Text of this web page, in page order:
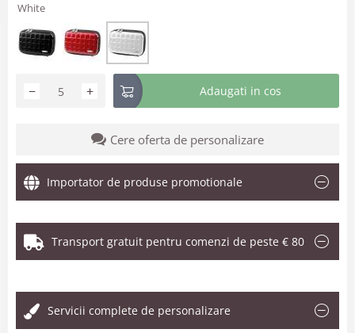
White
+
− Adaugati in cos
Cere oferta de personalizare
Importator de produse promotionale
Transport gratuit pentru comenzi de peste € 80
Servicii complete de personalizare